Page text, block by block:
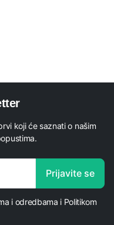
koji će saznati o našim
Prijavite se
i odredbama i Politikom